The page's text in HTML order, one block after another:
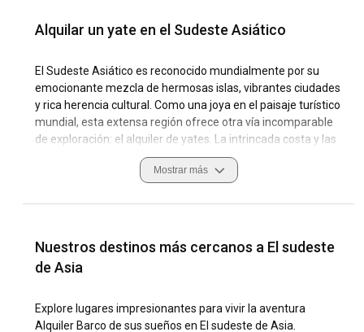
Alquilar un yate en el Sudeste Asiático
El Sudeste Asiático es reconocido mundialmente por su
emocionante mezcla de hermosas islas, vibrantes ciudades
y rica herencia cultural. Como una joya en el paisaje turístico
mundial, esta extensa región ofrece otra vía incomparable
de exploración: el alquiler de yates. La intrincada costa y las
aguas cristalinas proporcionan un escenario exquisito para
experiencias de navegación que son simplemente
impresionantes playas, islas tranquilas y marinas
Conocido por sus vientos confiables y notable biodiversidad
marina, el Sudeste Asiático es posiblemente uno de los
mundo. Ya seas un marinero experto o un novato en el
alquiler, los mares tranquilos y las fuertes corrientes hacen
Mostrar más
Nuestros destinos más cercanos a El sudeste
de Asia
Explore lugares impresionantes para vivir la aventura
Alquiler Barco de sus sueños en El sudeste de Asia.